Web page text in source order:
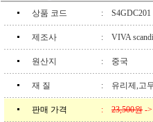
상품 코드 : S4GDC201
제조사 : VIVA
원산지 : 중국
재 질 : 유리제,고
판매 가격 : 23,500원 ->